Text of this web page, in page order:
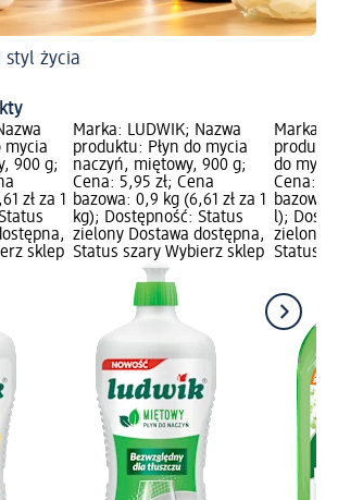
styl życia
mycia
900 g;
zł za 1
sklep
Marka: LUDWIK; Nazwa
produktu: Płyn do mycia
naczyń, miętowy, 900 g;
Cena: 5,95 zł; Cena
bazowa: 0,9 kg (6,61 zł za 1
kg); Dostępność: Status
zielony Dostawa dostępna,
Status szary Wybierz sklep
Marka:
do
Cena:
bazowa:
l);
zielony
Status